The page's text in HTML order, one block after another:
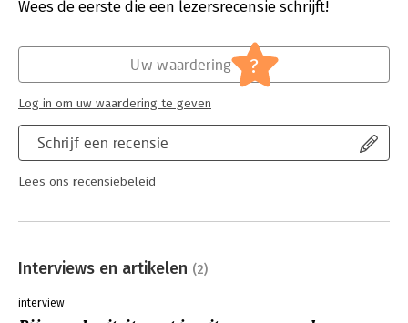
Verschijningsdatum:
13-5-2026
Wees de eerste die een lezersrecensie schrijft!
Schrijf een recensie
Lees ons recensiebeleid
Uw waardering ?
Log in om uw waardering te geven
Interviews en artikelen (2)
interview